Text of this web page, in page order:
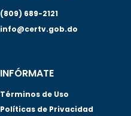
(809) 689-2121
info@certv.gob.do
INFÓRMATE
Términos de Uso
Políticas de Privacidad